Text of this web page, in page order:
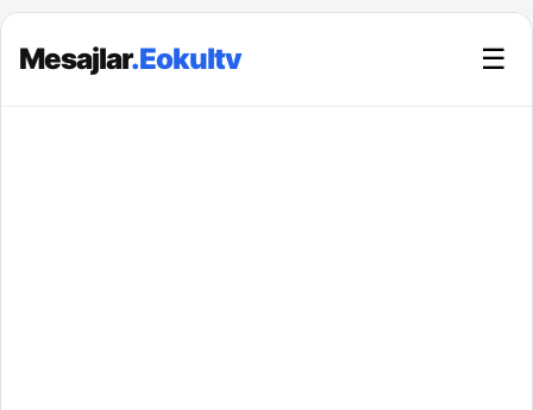
Mesajlar.Eokultv ☰